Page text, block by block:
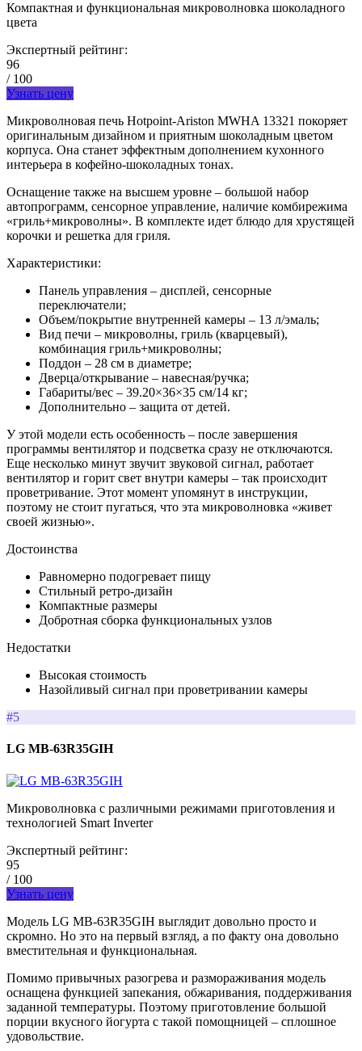
Компактная и функциональная микроволновка шоколадного
цвета
Экспертный рейтинг:
96
/ 100
Узнать цену
Микроволновая печь Hotpoint-Ariston MWHA 13321 покоряет
оригинальным дизайном и приятным шоколадным цветом
корпуса. Она станет эффектным дополнением кухонного
интерьера в кофейно-шоколадных тонах.
Оснащение также на высшем уровне – большой набор
автопрограмм, сенсорное управление, наличие комбирежима
«гриль+микроволны». В комплекте идет блюдо для хрустящей
корочки и решетка для гриля.
Характеристики:
Панель управления – дисплей, сенсорные
переключатели;
Объем/покрытие внутренней камеры – 13 л/эмаль;
Вид печи – микроволны, гриль (кварцевый),
комбинация гриль+микроволны;
Поддон – 28 см в диаметре;
Дверца/открывание – навесная/ручка;
Габариты/вес – 39.20×36×35 см/14 кг;
Дополнительно – защита от детей.
У этой модели есть особенность – после завершения
программы вентилятор и подсветка сразу не отключаются.
Еще несколько минут звучит звуковой сигнал, работает
вентилятор и горит свет внутри камеры – так происходит
проветривание. Этот момент упомянут в инструкции,
поэтому не стоит пугаться, что эта микроволновка «живет
своей жизнью».
Достоинства
Равномерно подогревает пищу
Стильный ретро-дизайн
Компактные размеры
Добротная сборка функциональных узлов
Недостатки
Высокая стоимость
Назойливый сигнал при проветривании камеры
#5
LG MB-63R35GIH
Микроволновка с различными режимами приготовления и
технологией Smart Inverter
Экспертный рейтинг:
95
/ 100
Узнать цену
Модель LG MB-63R35GIH выглядит довольно просто и
скромно. Но это на первый взгляд, а по факту она довольно
вместительная и функциональная.
Помимо привычных разогрева и размораживания модель
оснащена функцией запекания, обжаривания, поддерживания
заданной температуры. Поэтому приготовление большой
порции вкусного йогурта с такой помощницей – сплошное
удовольствие.